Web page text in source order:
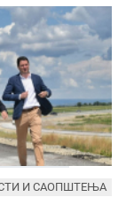
И САОПШТЕЊА